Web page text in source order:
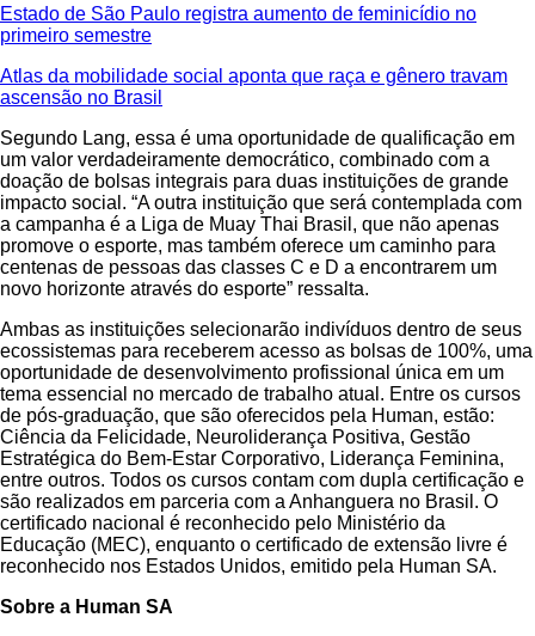
Estado de São Paulo registra aumento de feminicídio no
primeiro semestre
Atlas da mobilidade social aponta que raça e gênero travam
ascensão no Brasil
Segundo Lang, essa é uma oportunidade de qualificação em
um valor verdadeiramente democrático, combinado com a
doação de bolsas integrais para duas instituições de grande
impacto social. “A outra instituição que será contemplada com
a campanha é a Liga de Muay Thai Brasil, que não apenas
promove o esporte, mas também oferece um caminho para
centenas de pessoas das classes C e D a encontrarem um
novo horizonte através do esporte” ressalta.
Ambas as instituições selecionarão indivíduos dentro de seus
ecossistemas para receberem acesso as bolsas de 100%, uma
oportunidade de desenvolvimento profissional única em um
tema essencial no mercado de trabalho atual. Entre os cursos
de pós-graduação, que são oferecidos pela Human, estão:
Ciência da Felicidade, Neuroliderança Positiva, Gestão
Estratégica do Bem-Estar Corporativo, Liderança Feminina,
entre outros. Todos os cursos contam com dupla certificação e
são realizados em parceria com a Anhanguera no Brasil. O
certificado nacional é reconhecido pelo Ministério da
Educação (MEC), enquanto o certificado de extensão livre é
reconhecido nos Estados Unidos, emitido pela Human SA.
Sobre a Human SA